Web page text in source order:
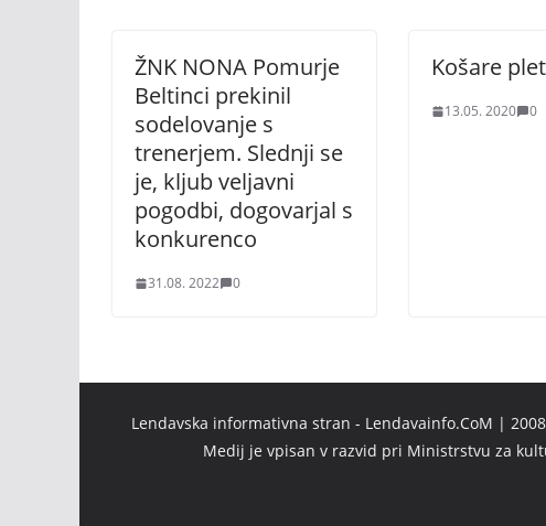
ŽNK NONA Pomurje
Beltinci prekinil
sodelovanje s
trenerjem. Slednji se
je, kljub veljavni
pogodbi, dogovarjal s
konkurenco
31.08. 2022 0
Košare
13.05. 2020 0
Lendavska informativna stran - Lendavainfo.CoM |
Medij je vpisan v razvid pri Ministrstvu za